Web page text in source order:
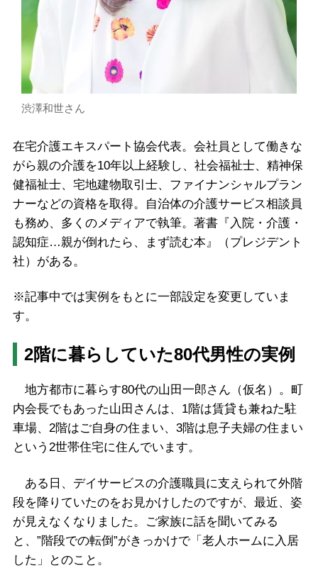
渋澤和世さん
在宅介護エキスパート協会代表。会社員として働きな
がら親の介護を10年以上経験し、社会福祉士、精神保
健福祉士、宅地建物取引士、ファイナンシャルプラン
ナーなどの資格を取得。自治体の介護サービス相談員
も務め、多くのメディアで執筆。著書『入院・介護・
認知症…親が倒れたら、まず読む本』（プレジデント
社）がある。
※記事中では実例をもとに一部設定を変更していま
す。
2階に暮らしていた80代男性の実例
地方都市に暮らす80代の山田一郎さん（仮名）。町
内会長でもあった山田さんは、1階は賃貸も兼ねた駐
車場、2階はご自身の住まい、3階は息子夫婦の住まい
という2世帯住宅に住んでいます。
ある日、デイサービスの介護職員に支えられて外階
段を降りていたのをお見かけしたのですが、最近、姿
が見えなくなりました。ご家族に話を聞いてみる
と、”階段での転倒”がきっかけで「老人ホームに入居
した」とのこと。